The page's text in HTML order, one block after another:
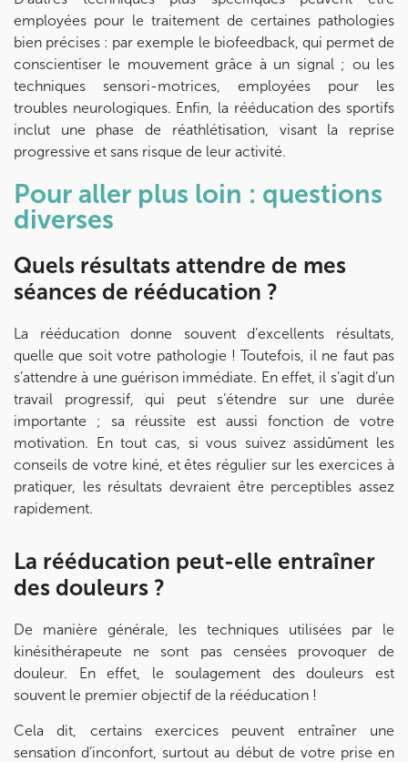
employées pour le traitement de certaines pathologies
bien précises : par exemple le biofeedback, qui permet de
conscientiser le mouvement grâce à un signal ; ou les
techniques sensori-motrices, employées pour les
troubles neurologiques. Enfin, la rééducation des sportifs
inclut une phase de réathlétisation, visant la reprise
progressive et sans risque de leur activité.
Pour aller plus loin : questions
diverses
Quels résultats attendre de mes
séances de rééducation ?
La rééducation donne souvent d’excellents résultats,
quelle que soit votre pathologie ! Toutefois, il ne faut pas
s’attendre à une guérison immédiate. En effet, il s’agit d’un
travail progressif, qui peut s’étendre sur une durée
importante ; sa réussite est aussi fonction de votre
motivation. En tout cas, si vous suivez assidûment les
conseils de votre kiné, et êtes régulier sur les exercices à
pratiquer, les résultats devraient être perceptibles assez
rapidement.
La rééducation peut-elle entraîner
des douleurs ?
De manière générale, les techniques utilisées par le
kinésithérapeute ne sont pas censées provoquer de
douleur. En effet, le soulagement des douleurs est
souvent le premier objectif de la rééducation !
Cela dit, certains exercices peuvent entraîner une
sensation d’inconfort, surtout au début de votre prise en